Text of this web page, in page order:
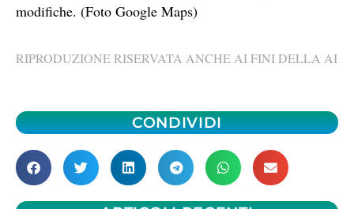
modifiche. (Foto Google Maps)
RIPRODUZIONE RISERVATA ANCHE AI FINI DELLA AI
CONDIVIDI